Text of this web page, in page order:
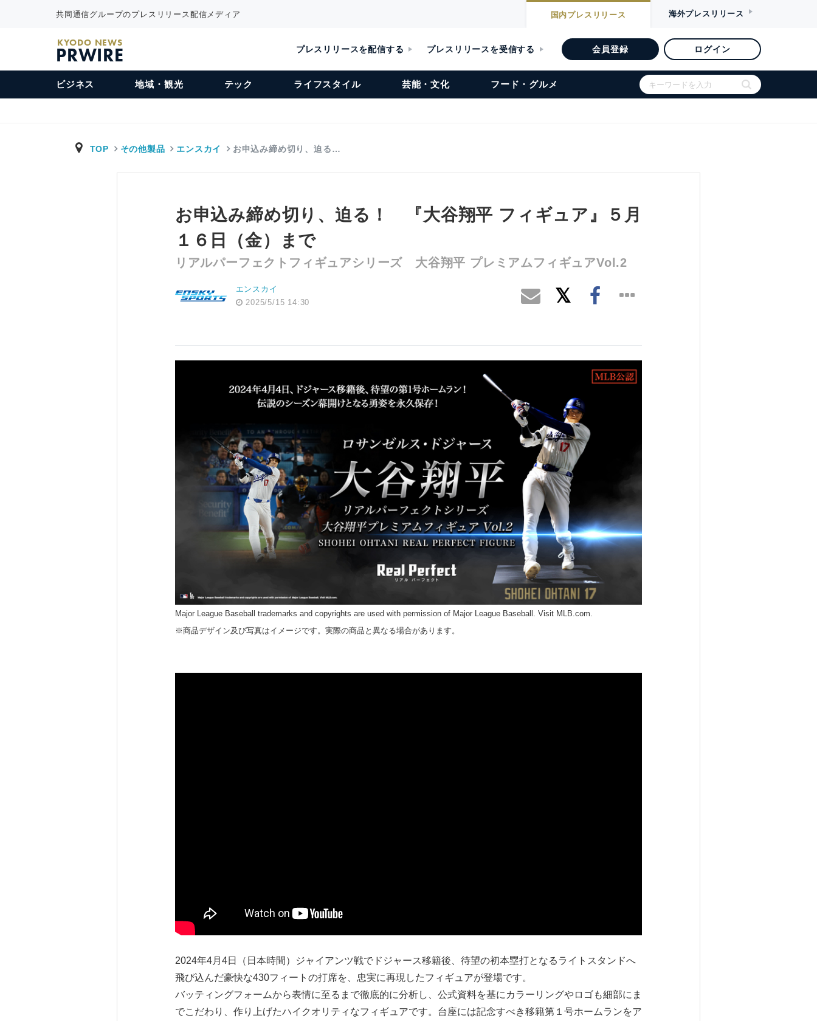
共同通信グループのプレスリリース配信メディア 国内プレスリリース 海外プレスリリース
KYODO NEWS
PRWIRE プレスリリースを配信する プレスリリースを受信する 会員登録 ログイン
ビジネス 地域・観光 テック ライフスタイル 芸能・文化 フード・グルメ
TOP その他製品 エンスカイ お申込み締め切り、迫る…
お申込み締め切り、迫る！ 『大谷翔平 フィギュア』５月
１６日（金）まで
リアルパーフェクトフィギュアシリーズ 大谷翔平 プレミアムフィギュアVol.2
エンスカイ
2025/5/15 14:30
Major League Baseball trademarks and copyrights are used with permission of Major League Baseball. Visit MLB.com.
※商品デザイン及び写真はイメージです。実際の商品と異なる場合があります。
2024年4月4日（日本時間）ジャイアンツ戦でドジャース移籍後、待望の初本塁打となるライトスタンドへ
飛び込んだ豪快な430フィートの打席を、忠実に再現したフィギュアが登場です。
バッティングフォームから表情に至るまで徹底的に分析し、公式資料を基にカラーリングやロゴも細部にま
でこだわり、作り上げたハイクオリティなフィギュアです。台座には記念すべき移籍第１号ホームランをア